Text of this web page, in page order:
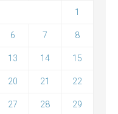
1
6 7 8
13 14 15
20 21 22
27 28 29